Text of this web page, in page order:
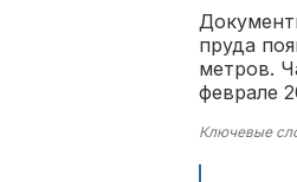
пруда
метров.
феврале
Ключевые